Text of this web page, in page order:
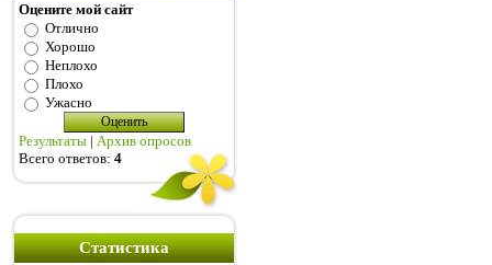
Оцените мой сайт
Отлично
Хорошо
Неплохо
Плохо
Ужасно
Результаты | Архив опросов
Всего ответов: 4
Статистика